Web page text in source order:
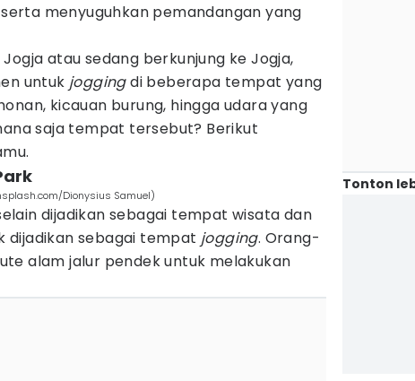
menyuguhkan pemandangan yang
atau sedang berkunjung ke Jogja,
untuk joggingdi beberapa tempat yang
kicauan burung, hingga udara yang
saja tempat tersebut? Berikut
Dionysius Samuel)
dijadikan sebagai tempat wisata dan
dijadikan sebagai tempat jogging. Orang-
alam jalur pendek untuk melakukan
Tonton